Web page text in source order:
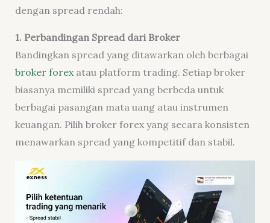
dengan spread rendah:
1. Perbandingan Spread dari Broker
Bandingkan spread yang ditawarkan oleh berbagai
broker forexatau platform trading. Setiap broker
biasanya memiliki spread yang berbeda untuk
berbagai pasangan mata uang atau instrumen
keuangan. Pilih broker forex yang secara konsisten
menawarkan spread yang kompetitif dan stabil.